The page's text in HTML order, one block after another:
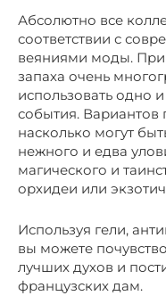
Абсолютно все
соответствии с
веяниями моды. При
запаха очень
использовать одно
события. Вариантов
насколько могут
нежного и едва
магического и
орхидеи или
Используя гели,
вы можете
лучших духов и
французских дам.